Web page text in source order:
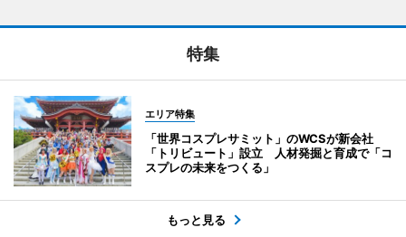
特集
エリア特集
「世界コスプレサミット」のWCSが新会社
「トリビュート」設立 人材発掘と育成で「コ
スプレの未来をつくる」
もっと見る